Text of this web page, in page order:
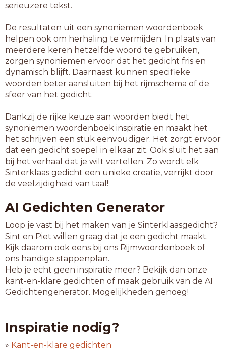
serieuzere tekst.
De resultaten uit een synoniemen woordenboek
helpen ook om herhaling te vermijden. In plaats van
meerdere keren hetzelfde woord te gebruiken,
zorgen synoniemen ervoor dat het gedicht fris en
dynamisch blijft. Daarnaast kunnen specifieke
woorden beter aansluiten bij het rijmschema of de
sfeer van het gedicht.
Dankzij de rijke keuze aan woorden biedt het
synoniemen woordenboek inspiratie en maakt het
het schrijven een stuk eenvoudiger. Het zorgt ervoor
dat een gedicht soepel in elkaar zit. Ook sluit het aan
bij het verhaal dat je wilt vertellen. Zo wordt elk
Sinterklaas gedicht een unieke creatie, verrijkt door
de veelzijdigheid van taal!
AI Gedichten Generator
Loop je vast bij het maken van je Sinterklaasgedicht?
Sint en Piet willen graag dat je een gedicht maakt.
Kijk daarom ook eens bij ons Rijmwoordenboek of
ons handige stappenplan.
Heb je echt geen inspiratie meer? Bekijk dan onze
kant-en-klare gedichten of maak gebruik van de AI
Gedichtengenerator. Mogelijkheden genoeg!
Inspiratie nodig?
» Kant-en-klare gedichten